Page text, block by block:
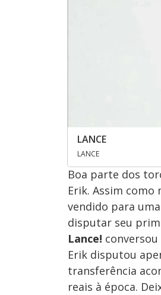
LANCE
LANCE
Boa parte dos
Erik. Assim
vendido para
disputar seu
Lance!
Erik disputou
transferência
reais à época.